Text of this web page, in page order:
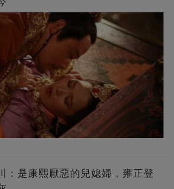
：是康熙厭惡的兒媳婦，雍正登